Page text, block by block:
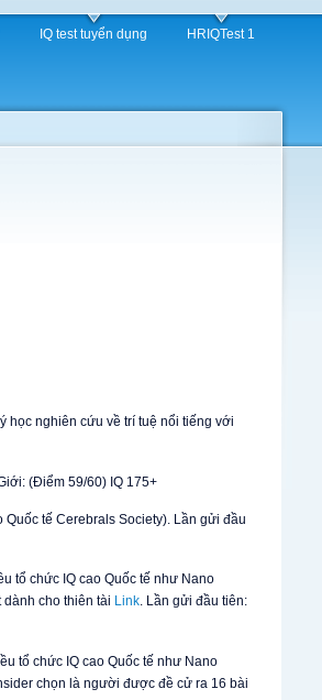
IQ test tuyển dụng HRIQTest 1
học nghiên cứu về trí tuệ nổi tiếng với
(Điểm 59/60) IQ 175+
Quốc tế Cerebrals Society). Lần gửi đầu
tổ chức IQ cao Quốc tế như Nano
cho thiên tài Link. Lần gửi đầu tiên:
tổ chức IQ cao Quốc tế như Nano
chọn là người được đề cử ra 16 bài